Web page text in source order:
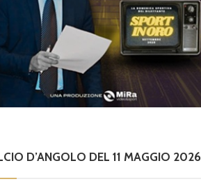
D’ANGOLO DEL 11 MAGGIO 2026